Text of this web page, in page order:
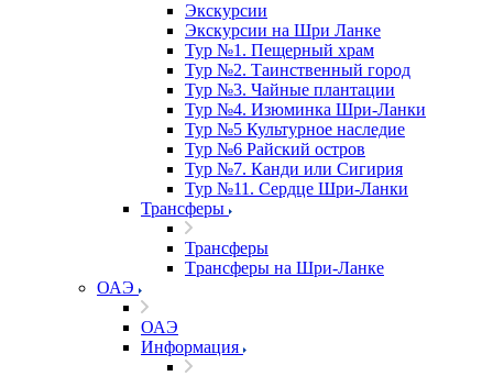
Экскурсии
Экскурсии на Шри Ланке
Тур №1. Пещерный храм
Тур №2. Таинственный город
Тур №3. Чайные плантации
Тур №4. Изюминка Шри-Ланки
Тур №5 Культурное наследие
Тур №6 Райский остров
Тур №7. Канди или Сигирия
Тур №11. Сердце Шри-Ланки
Трансферы
Трансферы
Tрансферы на Шри-Ланке
ОАЭ
ОАЭ
Информация